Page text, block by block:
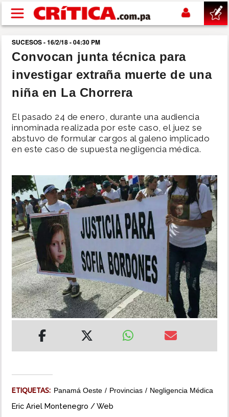
Pasar al contenido principal
buscar
SUCESOS
POLÍTICA
DEPORTES
MUNDO
INSÓLITAS
MULTIMEDIA
IMPRESO
SUCESOS - 16/2/18 - 04:30 PM
Convocan junta técnica para
investigar extraña muerte de una
niña en La Chorrera
El pasado 24 de enero, durante una audiencia
innominada realizada por este caso, el juez se
abstuvo de formular cargos al galeno implicado
en este caso de supuesta negligencia médica.
ETIQUETAS: Panamá Oeste Provincias Negligencia Médica
Eric Ariel Montenegro / Web